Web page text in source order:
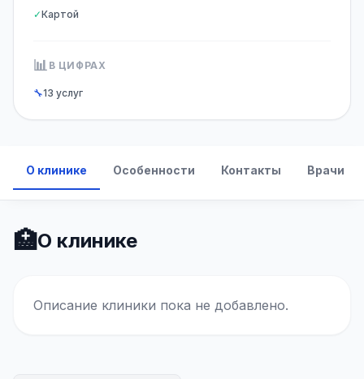
✓Картой
📊 В ЦИФРАХ
🔧13 услуг
О клинике Особенности Контакты Врачи
🏥О клинике
Описание клиники пока не добавлено.